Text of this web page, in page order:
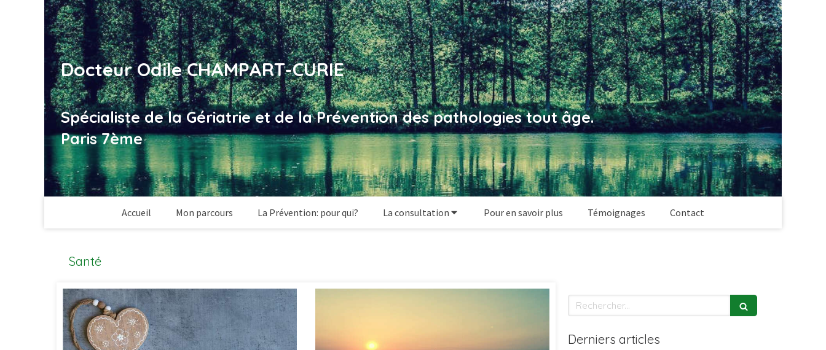
Docteur Odile CHAMPART-CURIE
Spécialiste de la Gériatrie et de la Prévention des pathologies tout âge.
Paris 7ème
Accueil Mon parcours La Prévention: pour qui? La consultation Pour en savoir plus Témoignages Contact
Santé
Rechercher
Derniers articles